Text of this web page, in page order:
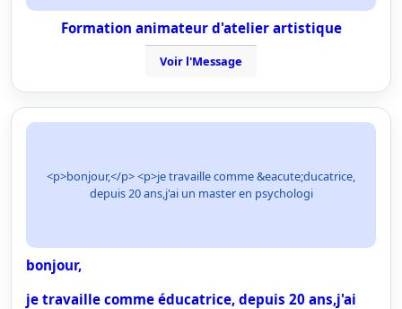
Formation animateur d'atelier artistique
Voir l'Message
<p>bonjour,</p> <p>je travaille comme &eacute;ducatrice,
depuis 20 ans,j'ai un master en psychologi
bonjour,
je travaille comme éducatrice, depuis 20 ans,j'ai